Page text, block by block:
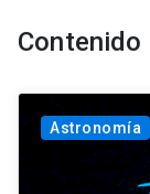
Astronomía